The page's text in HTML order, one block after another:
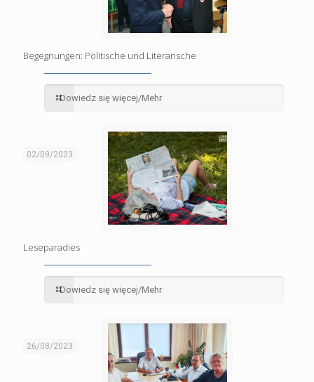
Begegnungen: Politische und Literarische
Dowiedz się więcej/Mehr
02/09/2023
Leseparadies
Dowiedz się więcej/Mehr
26/08/2023